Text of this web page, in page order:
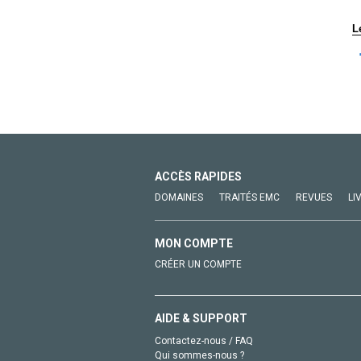
ACCÈS RAPIDES
DOMAINES TRAITÉS EMC REVUES
MON COMPTE
CRÉER UN COMPTE
AIDE & SUPPORT
Contactez-nous / FAQ
Qui sommes-nous ?